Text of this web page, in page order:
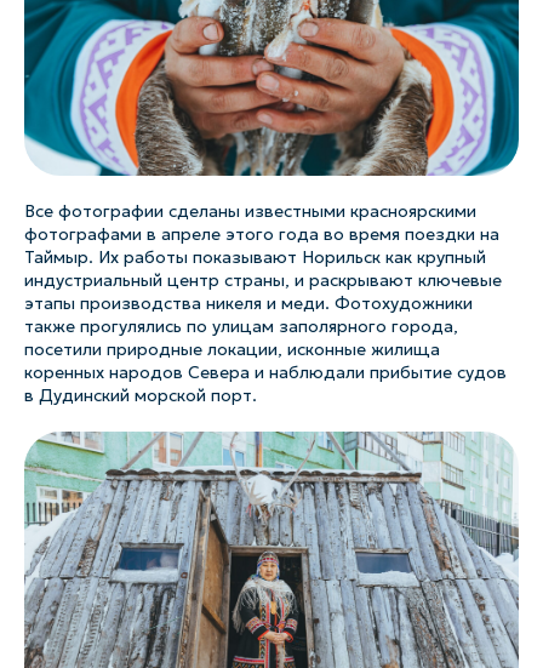
Все фотографии сделаны известными красноярскими
фотографами в апреле этого года во время поездки на
Таймыр. Их работы показывают Норильск как крупный
индустриальный центр страны, и раскрывают ключевые
этапы производства никеля и меди. Фотохудожники
также прогулялись по улицам заполярного города,
посетили природные локации, исконные жилища
коренных народов Севера и наблюдали прибытие судов
в Дудинский морской порт.